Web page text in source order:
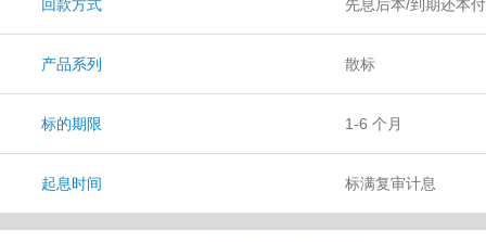
回款方式 先息后本/到期还本
产品系列 散标
标的期限 1-6 个月
起息时间 标满复审计息